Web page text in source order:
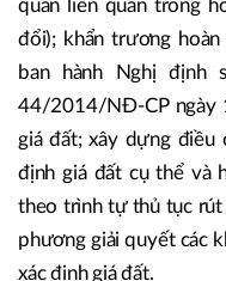
cứu hình thành quỹ
thúc đẩy tăng cường
Bộ Tài nguyên và Môi
quan liên quan trong
đổi); khẩn trương
ban hành Nghị định
44/2014/NĐ-CP ngày